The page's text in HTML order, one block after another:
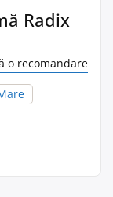
Radix
o recomandare